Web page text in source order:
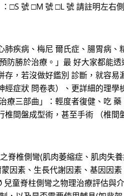
□S 號 □M 號 □L 號 請註明左右
疾病、梅尼 爾氏症、腸胃病
防勝於治療。」最 好大家都
存，若沒做好鑑別 診斷，就容
症狀 問卷表）、更詳細的理
三部曲」：輕度者復健、吃
間盤成型術，甚至手術 （椎間
脊椎側彎(肌肉萎縮症、肌肉失
因素、生長代謝因素、基因因
兒童脊柱側彎之物理治療評估